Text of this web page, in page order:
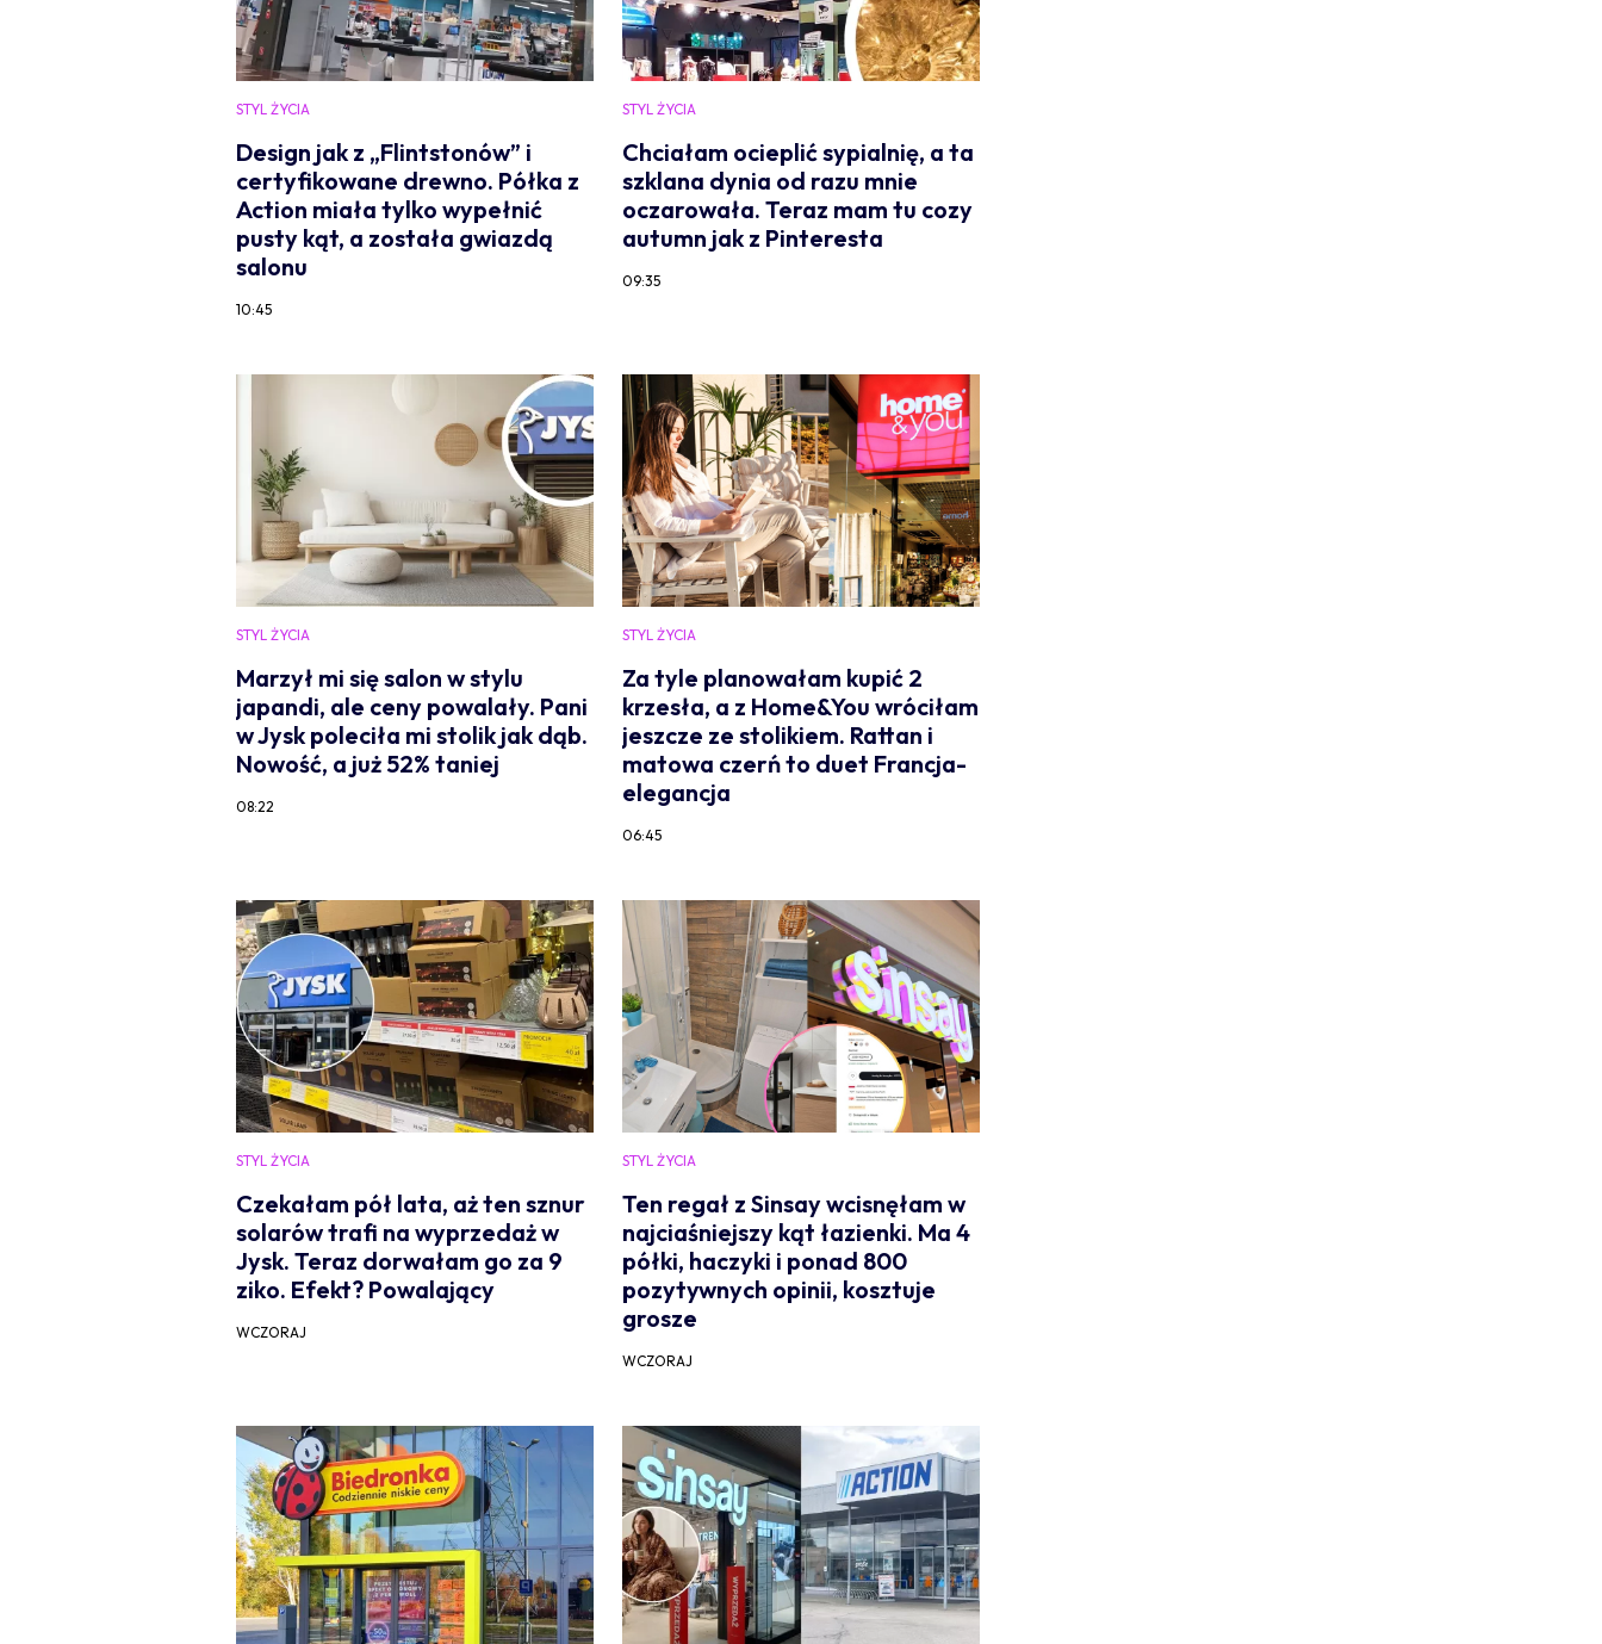
STYL ŻYCIA
Design jak z „Flintstonów” i
certyfikowane drewno. Półka z
Action miała tylko wypełnić
pusty kąt, a została gwiazdą
salonu
10:45
STYL ŻYCIA
Chciałam ocieplić sypialnię, a ta
szklana dynia od razu mnie
oczarowała. Teraz mam tu cozy
autumn jak z Pinteresta
09:35
STYL ŻYCIA
Marzył mi się salon w stylu
japandi, ale ceny powalały. Pani
w Jysk poleciła mi stolik jak dąb.
Nowość, a już 52% taniej
08:22
STYL ŻYCIA
Za tyle planowałam kupić 2
krzesła, a z Home&You wróciłam
jeszcze ze stolikiem. Rattan i
matowa czerń to duet Francja-
elegancja
06:45
STYL ŻYCIA
Czekałam pół lata, aż ten sznur
solarów trafi na wyprzedaż w
Jysk. Teraz dorwałam go za 9
ziko. Efekt? Powalający
WCZORAJ
STYL ŻYCIA
Ten regał z Sinsay wcisnęłam w
najciaśniejszy kąt łazienki. Ma 4
półki, haczyki i ponad 800
pozytywnych opinii, kosztuje
grosze
WCZORAJ